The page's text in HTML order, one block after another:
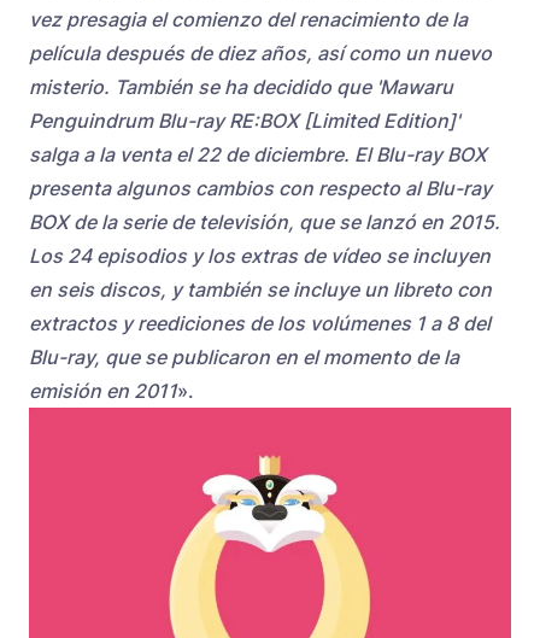
vez presagia el comienzo del renacimiento de la
película después de diez años, así como un nuevo
misterio. También se ha decidido que 'Mawaru
Penguindrum Blu-ray RE:BOX [Limited Edition]'
salga a la venta el 22 de diciembre. El Blu-ray BOX
presenta algunos cambios con respecto al Blu-ray
BOX de la serie de televisión, que se lanzó en 2015.
Los 24 episodios y los extras de vídeo se incluyen
en seis discos, y también se incluye un libreto con
extractos y reediciones de los volúmenes 1 a 8 del
Blu-ray, que se publicaron en el momento de la
emisión en 2011».